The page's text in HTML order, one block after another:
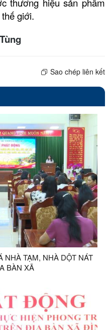
giới.
Sao chép liên kết
NHÀ TẠM, NHÀ DỘT NÁT
BÀN XÃ